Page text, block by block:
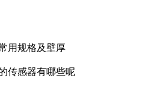
用规格及壁厚
传感器有哪些呢